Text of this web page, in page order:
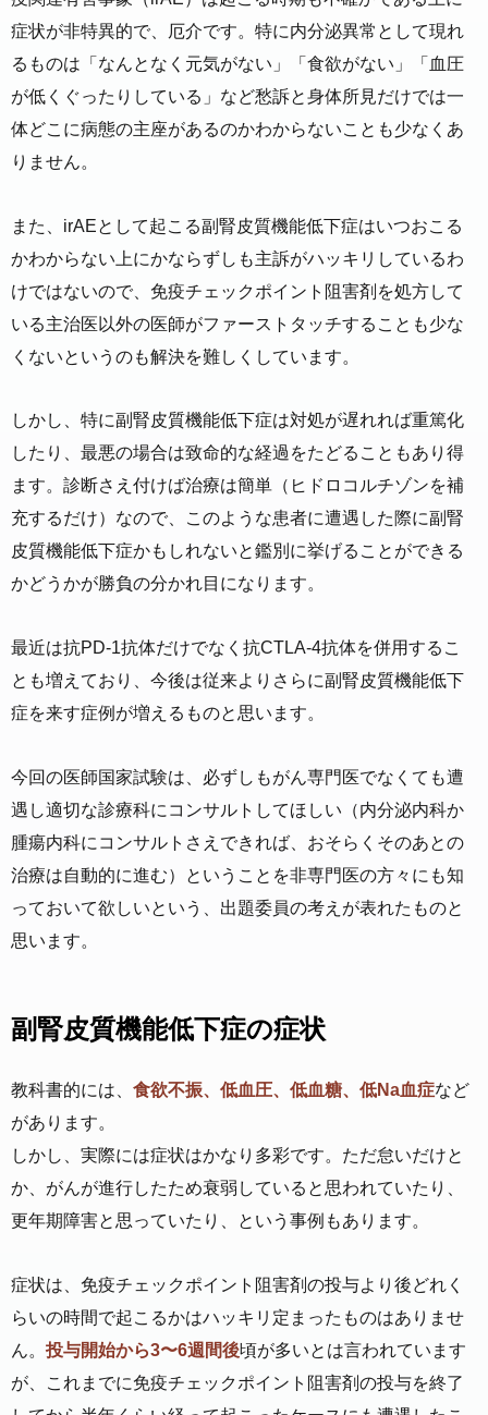
症状が非特異的で、厄介です。特に内分泌異常として現れ
るものは「なんとなく元気がない」「食欲がない」「血圧
が低くぐったりしている」など愁訴と身体所見だけでは一
体どこに病態の主座があるのかわからないことも少なくあ
りません。
また、irAEとして起こる副腎皮質機能低下症はいつおこる
かわからない上にかならずしも主訴がハッキリしているわ
けではないので、免疫チェックポイント阻害剤を処方して
いる主治医以外の医師がファーストタッチすることも少な
くないというのも解決を難しくしています。
しかし、特に副腎皮質機能低下症は対処が遅れれば重篤化
したり、最悪の場合は致命的な経過をたどることもあり得
ます。診断さえ付けば治療は簡単（ヒドロコルチゾンを補
充するだけ）なので、このような患者に遭遇した際に副腎
皮質機能低下症かもしれないと鑑別に挙げることができる
かどうかが勝負の分かれ目になります。
最近は抗PD-1抗体だけでなく抗CTLA-4抗体を併用するこ
とも増えており、今後は従来よりさらに副腎皮質機能低下
症を来す症例が増えるものと思います。
今回の医師国家試験は、必ずしもがん専門医でなくても遭
遇し適切な診療科にコンサルトしてほしい（内分泌内科か
腫瘍内科にコンサルトさえできれば、おそらくそのあとの
治療は自動的に進む）ということを非専門医の方々にも知
っておいて欲しいという、出題委員の考えが表れたものと
思います。
副腎皮質機能低下症の症状
教科書的には、 食欲不振、低血圧、低血糖、低Na血症など
があります。
しかし、実際には症状はかなり多彩です。ただ怠いだけと
か、がんが進行したため衰弱していると思われていたり、
更年期障害と思っていたり、という事例もあります。
症状は、免疫チェックポイント阻害剤の投与より後どれく
らいの時間で起こるかはハッキリ定まったものはありませ
ん。 投与開始から3〜6週間後頃が多いとは言われています
が、これまでに免疫チェックポイント阻害剤の投与を終了